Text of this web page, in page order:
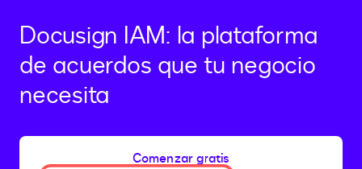
Docusign IAM: la plataforma
de acuerdos que tu negocio
necesita
Comenzar gratis